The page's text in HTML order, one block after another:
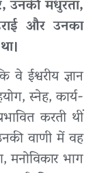
उनकी मधुरता,
और उनका
ईश्वरीय ज्ञान
स्नेह, कार्य-
करती थीं
वाणी में वह
भाग